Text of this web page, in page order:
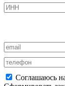
Соглашаюсь